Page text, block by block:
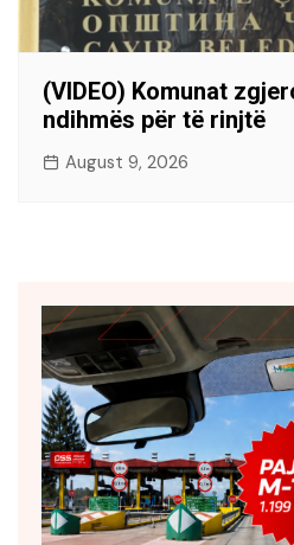
(VIDEO) Komunat
ndihmës për të rinjtë
August 9, 2026